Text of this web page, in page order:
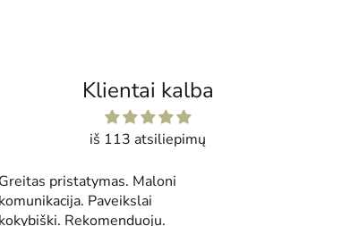
Klientai kalba
iš 113 atsiliepimų
Jau seniai norėjau isygyti
paveikslą. Džiaugiuosi, kad
atradau jūsų parduotuvė. Esu